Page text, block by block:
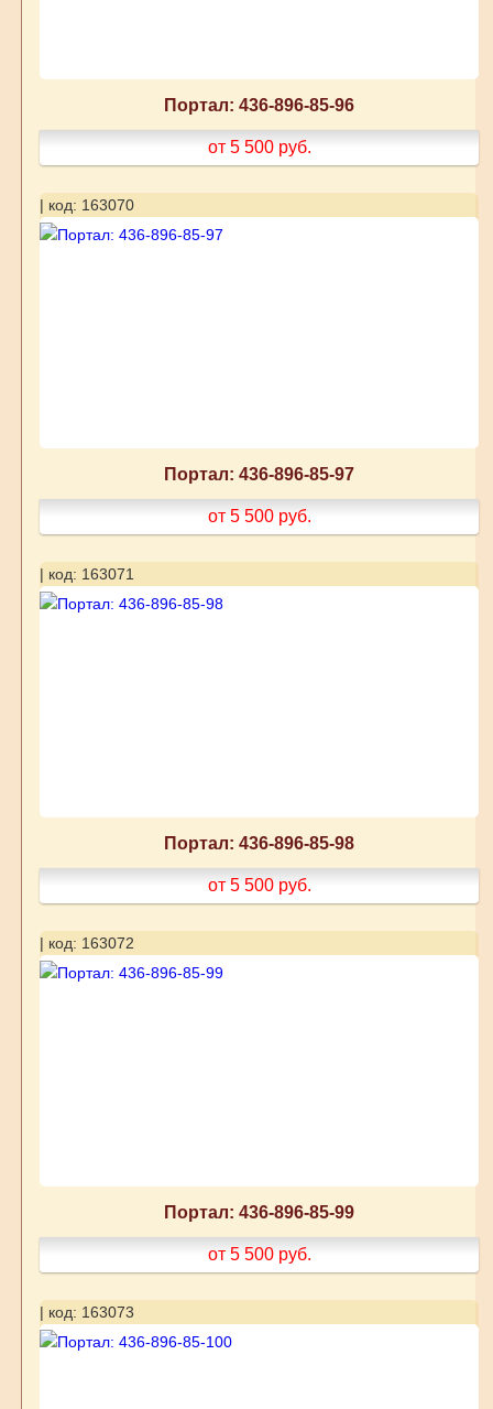
Портал: 436-896-85-96
от 5 500 руб.
| код: 163070
Портал: 436-896-85-97
от 5 500 руб.
| код: 163071
Портал: 436-896-85-98
от 5 500 руб.
| код: 163072
Портал: 436-896-85-99
от 5 500 руб.
| код: 163073